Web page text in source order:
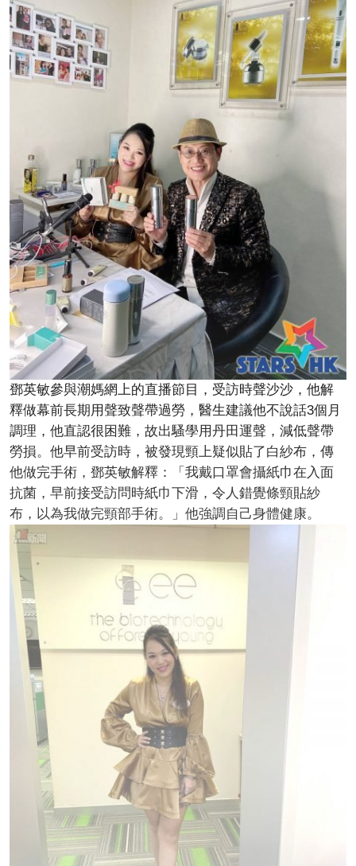
鄧英敏參與潮媽網上的直播節目，受訪時聲沙沙，他解
釋做幕前長期用聲致聲帶過勞，醫生建議他不說話3個月
調理，他直認很困難，故出騷學用丹田運聲，減低聲帶
勞損。他早前受訪時，被發現頸上疑似貼了白紗布，傳
他做完手術，鄧英敏解釋：「我戴口罩會攝紙巾在入面
抗菌，早前接受訪問時紙巾下滑，令人錯覺條頸貼紗
布，以為我做完頸部手術。」他強調自己身體健康。